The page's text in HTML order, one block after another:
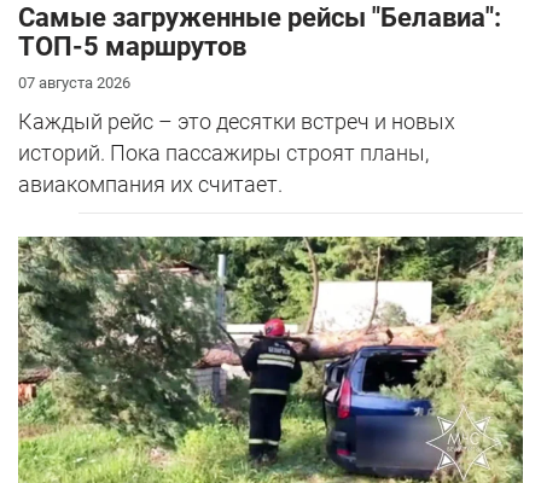
Самые загруженные рейсы "Белавиа":
ТОП-5 маршрутов
07 августа 2026
Каждый рейс – это десятки встреч и новых
историй. Пока пассажиры строят планы,
авиакомпания их считает.